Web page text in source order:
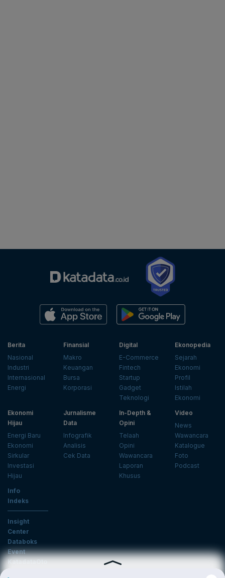
Berita
Nasional
Industri
Internasional
Energi
Finansial
Makro
Keuangan
Bursa
Korporasi
Digital
E-Commerce
Fintech
Startup
Gadget
Teknologi
Ekonopedia
Sejarah
Ekonomi
Profil
Istilah
Ekonomi
Ekonomi
Hijau
Energi Baru
Ekonomi
Sirkular
Investasi
Hijau
Jurnalisme
Data
Infografik
Analisis
Cek Data
In-Depth &
Opini
Telaah
Opini
Wawancara
Laporan
Khusus
Video
News
Wawancara
Katalogue
Foto
Podcast
Info
Indeks
Insight
Center
Databoks
Event
KatadataOto